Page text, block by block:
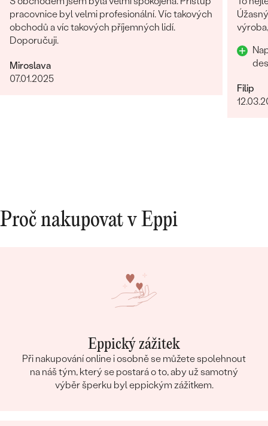
pracovnice byl velmi profesionální. Víc takových
obchodů a víc takových příjemných lidí.
Doporučuji.
Miroslava
07.01.2025
Filip
Proč nakupovat v Eppi
Eppický zážitek
Při nakupování online i osobně se můžete spolehnout
na náš tým, který se postará o to, aby už samotný
výběr šperku byl eppickým zážitkem.